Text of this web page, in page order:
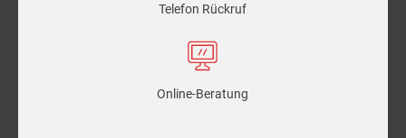
Telefon Rückruf
Online-Beratung